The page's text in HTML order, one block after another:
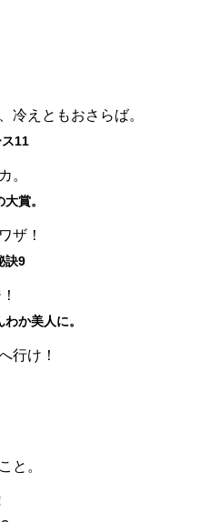
冷えともおさらば。
11
。
賞。
ザ！
訣9
か美人に。
行け！
と。